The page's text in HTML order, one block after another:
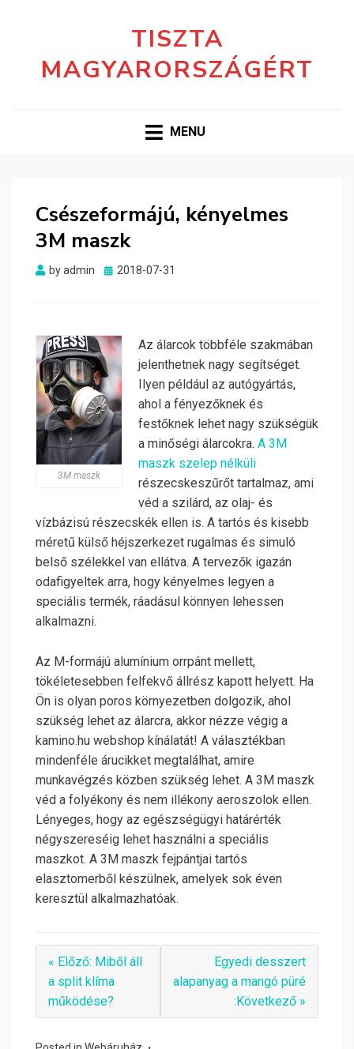
TISZTA
MAGYARORSZÁGÉRT
MENU
Csészeformájú, kényelmes
3M maszk
byadmin
Posted
2018-07-31
3M maszk
Az álarcok többféle szakmában
jelenthetnek nagy segítséget.
Ilyen például az autógyártás,
ahol a fényezőknek és
festőknek lehet nagy szükségük
a minőségi álarcokra. A 3M
maszk szelep nélküli
részecskeszűrőt tartalmaz, ami
véd a szilárd, az olaj- és
vízbázisú részecskék ellen is. A tartós és kisebb
méretű külső héjszerkezet rugalmas és simuló
belső szélekkel van ellátva. A tervezők igazán
odafigyeltek arra, hogy kényelmes legyen a
speciális termék, ráadásul könnyen lehessen
alkalmazni.
Az M-formájú alumínium orrpánt mellett,
tökéletesebben felfekvő állrész kapott helyett. Ha
Ön is olyan poros környezetben dolgozik, ahol
szükség lehet az álarcra, akkor nézze végig a
kamino.hu webshop kínálatát! A választékban
mindenféle árucikket megtalálhat, amire
munkavégzés közben szükség lehet. A 3M maszk
véd a folyékony és nem illékony aeroszolok ellen.
Lényeges, hogy az egészségügyi határérték
négyszereséig lehet használni a speciális
maszkot. A 3M maszk fejpántjai tartós
elasztomerből készülnek, amelyek sok éven
keresztül alkalmazhatóak.
« Előző: Miből áll
a split klíma
működése?
Egyedi desszert
alapanyag a mangó püré
:Következő »